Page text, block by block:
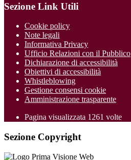
Sezione Link Utili
Cookie policy
Note legali
Informativa Privacy
Ufficio Relazioni con il Pubblico
Dichiarazione di accessibilità
Obiettivi di accessibilità
Whistleblowing
Gestione consensi cookie
Amministrazione trasparente
Pagina visualizzata 1261 volte
Sezione Copyright